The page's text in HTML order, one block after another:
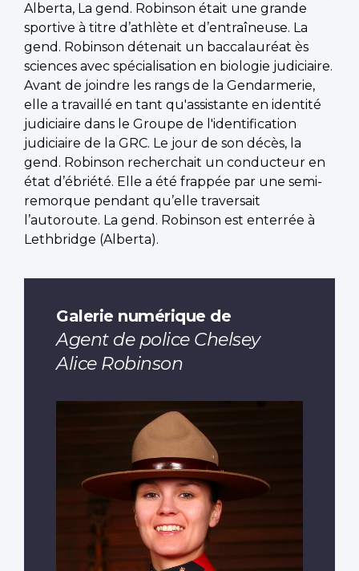
Alberta, La gend. Robinson était une grande
sportive à titre d’athlète et d’entraîneuse. La
gend. Robinson détenait un baccalauréat ès
sciences avec spécialisation en biologie judiciaire.
Avant de joindre les rangs de la Gendarmerie,
elle a travaillé en tant qu'assistante en identité
judiciaire dans le Groupe de l'identification
judiciaire de la GRC. Le jour de son décès, la
gend. Robinson recherchait un conducteur en
état d’ébriété. Elle a été frappée par une semi-
remorque pendant qu’elle traversait
l’autoroute. La gend. Robinson est enterrée à
Lethbridge (Alberta).
Galerie numérique de
Agent de police Chelsey
Alice Robinson